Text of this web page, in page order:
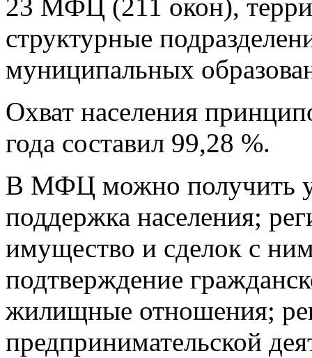
23 МФЦ (211 окон),
структурные
муниципальных
Охват населения
года составил 99,28 %.
В МФЦ можно получить
поддержка населения;
имущество и сделок с
подтверждение
жилищные отношения;
предпринимательской